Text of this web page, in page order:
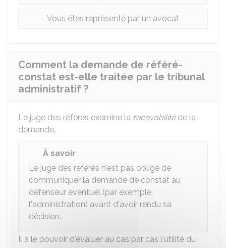
Vous êtes représenté par un avocat
Comment la demande de référé-
constat est-elle traitée par le tribunal
administratif ?
Le juge des référés examine la recevabilitéde la
demande.
À savoir
Le juge des référés n'est pas obligé de
communiquer la demande de constat au
défenseur éventuel (par exemple,
l'administration) avant d'avoir rendu sa
décision.
Il a le pouvoir d'évaluer au cas par cas l'utilité du